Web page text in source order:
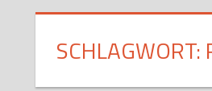
SCHLAGWORT: